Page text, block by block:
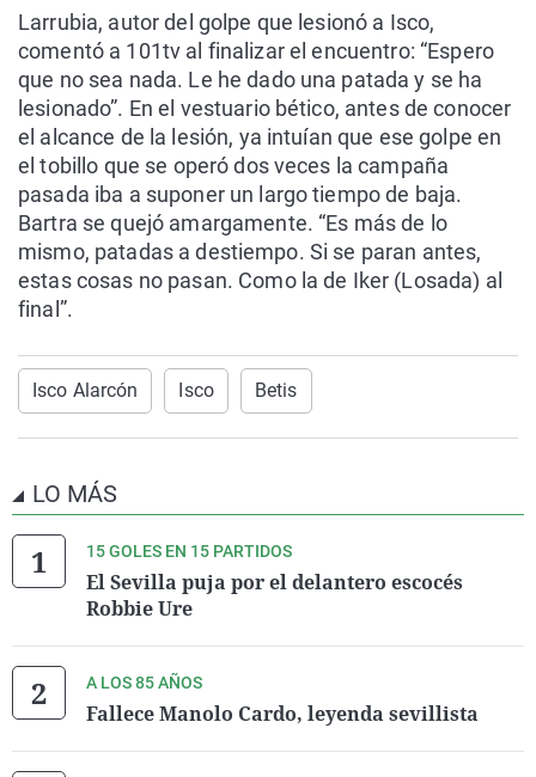
Larrubia, autor del golpe que lesionó a Isco,
comentó a 101tv al finalizar el encuentro: “Espero
que no sea nada. Le he dado una patada y se ha
lesionado”. En el vestuario bético, antes de conocer
el alcance de la lesión, ya intuían que ese golpe en
el tobillo que se operó dos veces la campaña
pasada iba a suponer un largo tiempo de baja.
Bartra se quejó amargamente. “Es más de lo
mismo, patadas a destiempo. Si se paran antes,
estas cosas no pasan. Como la de Iker (Losada) al
final”.
Isco Alarcón Isco Betis
LO MÁS
15 GOLES EN 15 PARTIDOS
El Sevilla puja por el delantero escocés
Robbie Ure
A LOS 85 AÑOS
Fallece Manolo Cardo, leyenda sevillista